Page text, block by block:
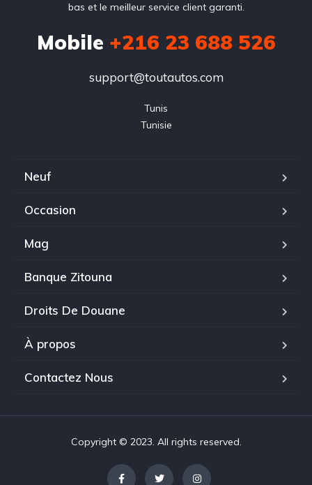
bas et le meilleur service client garanti.
Mobile +216 23 688 526
support@toutautos.com
Tunis
Tunisie
Neuf
Occasion
Mag
Banque Zitouna
Droits De Douane
À propos
Contactez Nous
Copyright © 2023. All rights reserved.